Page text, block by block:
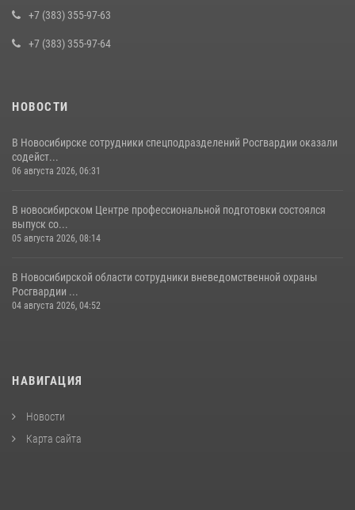
совершении противоправных действий в отношении сотрудников
16 июля 2026, 03:39
+7 (383) 355-97-63
+7 (383) 355-97-64
НОВОСТИ
В Новосибирске сотрудники спецподразделений Росгвардии оказали
содейст...
06 августа 2026, 06:31
В новосибирском Центре профессиональной подготовки состоялся
выпуск со...
05 августа 2026, 08:14
В Новосибирской области сотрудники вневедомственной охраны
Росгвардии ...
04 августа 2026, 04:52
НАВИГАЦИЯ
Новости
Карта сайта